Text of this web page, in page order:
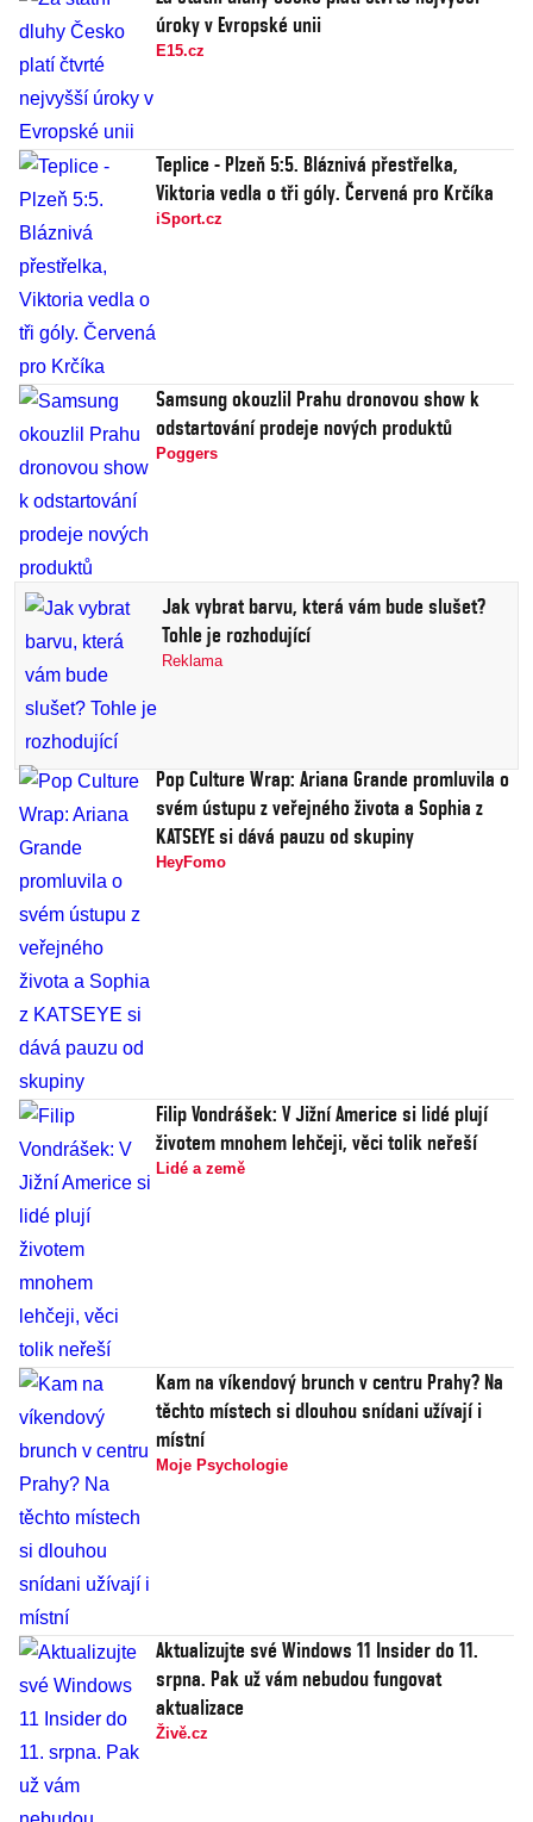
úroky v Evropské unii
E15.cz
Teplice - Plzeň 5:5. Bláznivá přestřelka,
Viktoria vedla o tři góly. Červená pro Krčíka
iSport.cz
Samsung okouzlil Prahu dronovou show k
odstartování prodeje nových produktů
Poggers
Jak vybrat barvu, která vám bude slušet?
Tohle je rozhodující
Reklama
Pop Culture Wrap: Ariana Grande promluvila o
svém ústupu z veřejného života a Sophia z
KATSEYE si dává pauzu od skupiny
HeyFomo
Filip Vondrášek: V Jižní Americe si lidé plují
životem mnohem lehčeji, věci tolik neřeší
Lidé a země
Kam na víkendový brunch v centru Prahy? Na
těchto místech si dlouhou snídani užívají i
místní
Moje Psychologie
Aktualizujte své Windows 11 Insider do 11.
srpna. Pak už vám nebudou fungovat
aktualizace
Živě.cz